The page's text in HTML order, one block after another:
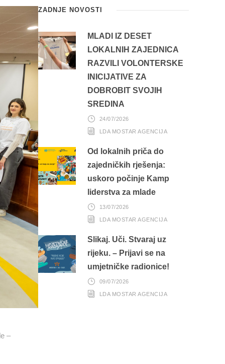
–
ZADNJE NOVOSTI
MLADI IZ DESET
LOKALNIH ZAJEDNICA
RAZVILI VOLONTERSKE
INICIJATIVE ZA
DOBROBIT SVOJIH
SREDINA
24/07/2026
LDA MOSTAR AGENCIJA
Od lokalnih priča do
zajedničkih rješenja:
uskoro počinje Kamp
liderstva za mlade
13/07/2026
LDA MOSTAR AGENCIJA
Slikaj. Uči. Stvaraj uz
rijeku. – Prijavi se na
umjetničke radionice!
09/07/2026
LDA MOSTAR AGENCIJA